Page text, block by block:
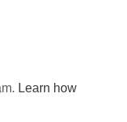
Learn how